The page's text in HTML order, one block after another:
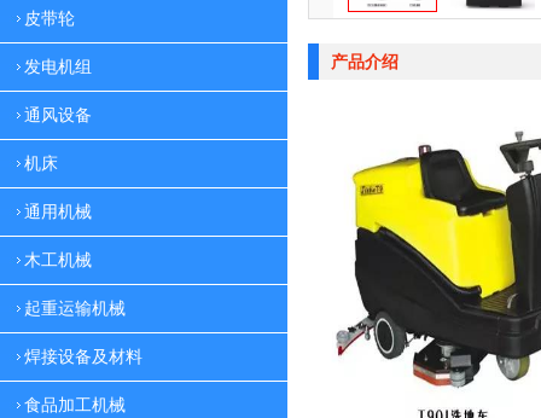
皮带轮
发电机组
通风设备
机床
通用机械
木工机械
起重运输机械
焊接设备及材料
食品加工机械
产品介绍